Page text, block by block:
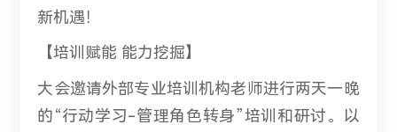
新机遇！
【培训赋能 能力挖掘】
大会邀请外部专业培训机构老师进行两天一晚
的“行动学习-管理角色转身”培训和研讨。以